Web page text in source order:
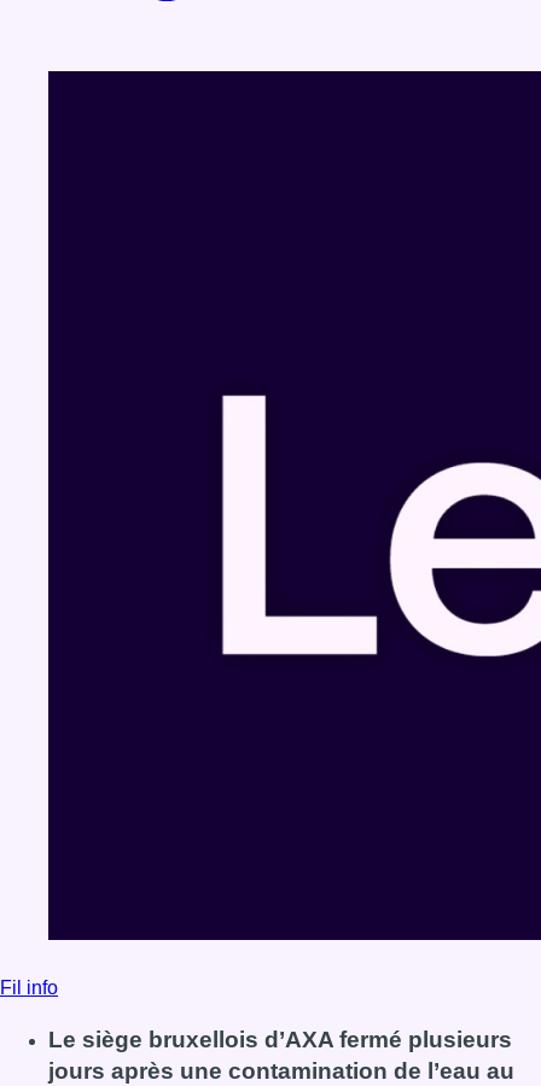
Fil info
Le siège bruxellois d’AXA fermé plusieurs
jours après une contamination de l’eau au